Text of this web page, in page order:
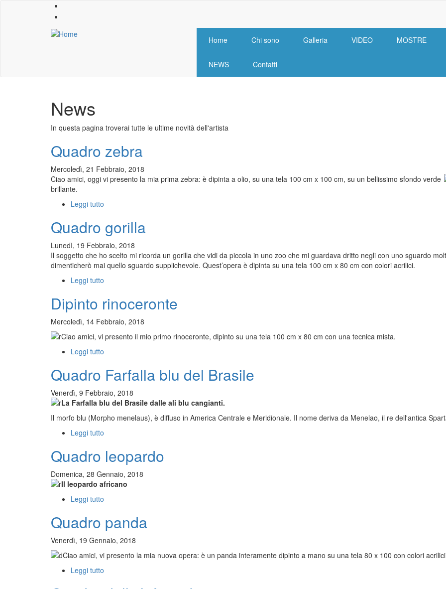
Main
navigation
Home Chi sono Galleria VIDEO MOSTRE
NEWS Contatti
News
In questa pagina troverai tutte le ultime novità dell'artista
Quadro zebra
Mercoledì, 21 Febbraio, 2018
Ciao amici, oggi vi presento la mia prima zebra: è dipinta a olio, su una tela 100 cm x 100 cm, su un bellissimo sfondo verde
brillante.
Leggi tutto
zebra
Quadro gorilla
Lunedì, 19 Febbraio, 2018
Il soggetto che ho scelto mi ricorda un gorilla che vidi da piccola in uno zoo che mi guardava dritto negli con uno sguardo
dimenticherò mai quello sguardo supplichevole. Quest’opera è dipinta su una tela 100 cm x 80 cm con colori acrilici.
Leggi tutto
gorilla
Dipinto rinoceronte
Mercoledì, 14 Febbraio, 2018
Ciao amici, vi presento il mio primo rinoceronte, dipinto su una tela 100 cm x 80 cm con una tecnica mista.
Leggi tutto
rinoceronte
Quadro Farfalla blu del Brasile
Venerdì, 9 Febbraio, 2018
La Farfalla blu del Brasile dalle ali blu cangianti.
Il morfo blu (Morpho menelaus), è diffuso in America Centrale e Meridionale. Il nome deriva da Menelao, il re dell'antica
Leggi tutto
Farfalla
blu
del
Brasile
Quadro leopardo
Domenica, 28 Gennaio, 2018
Il leopardo africano
Leggi tutto
leopardo
Quadro panda
Venerdì, 19 Gennaio, 2018
Ciao amici, vi presento la mia nuova opera: è un panda interamente dipinto a mano su una tela 80 x 100 con colori
Leggi tutto